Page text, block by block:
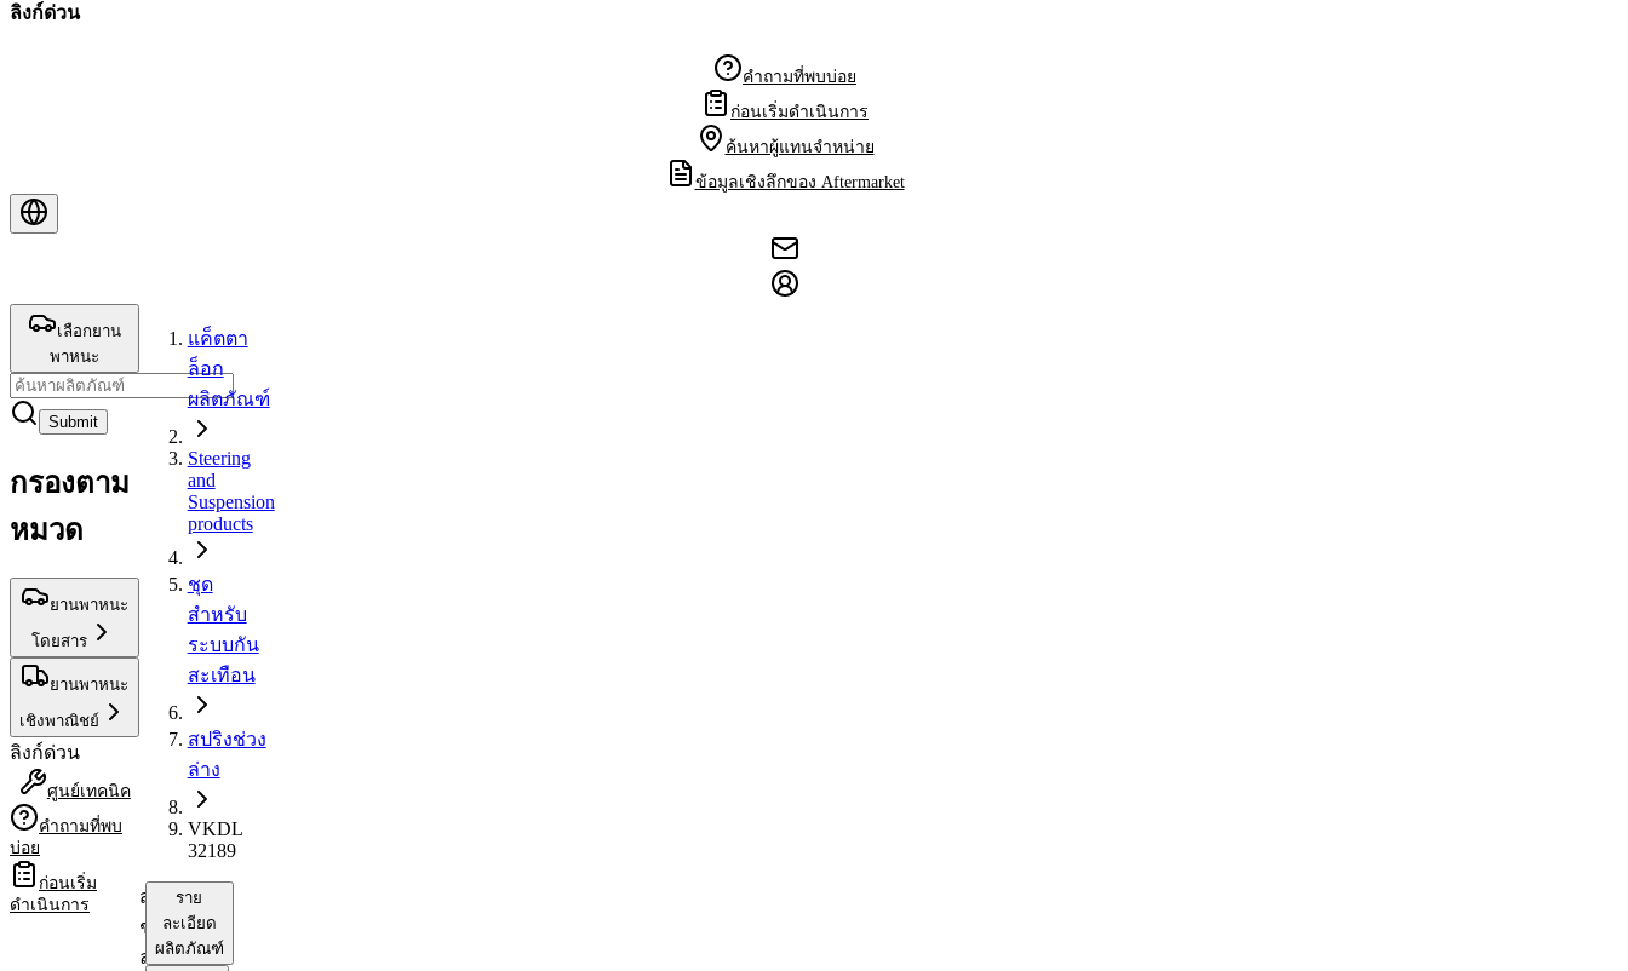
ลิงก์ด่วน
คำถามที่พบบ่อย
ก่อนเริ่มดำเนินการ
ค้นหาผู้แทนจำหน่าย
ข้อมูลเชิงลึกของ Aftermarket
เลือกยาน
พาหนะ
Submit
กรองตาม
หมวด
ยานพาหนะ
โดยสาร
ยานพาหนะ
เชิงพาณิชย์
ลิงก์ด่วน
ศูนย์เทคนิค
คำถามที่พบ
บ่อย
ก่อนเริ่ม
ดำเนินการ
แค็ตตา
ล็อก
ผลิตภัณฑ์
Steering
and
Suspension
products
ชุด
สำหรับ
ระบบกัน
สะเทือน
สปริงช่วง
ล่าง
VKDL
32189
สปริง
ช่วง
ล่าง
ราย
ละเอียด
ผลิตภัณฑ์